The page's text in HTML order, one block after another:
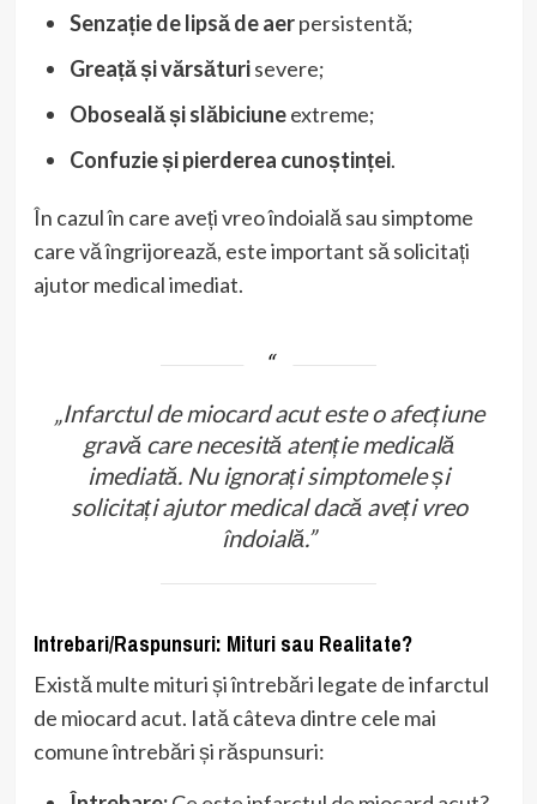
Senzație de lipsă de aerpersistentă;
Greață și vărsăturisevere;
Oboseală și slăbiciuneextreme;
Confuzie și pierderea cunoștinței.
În cazul în care aveți vreo îndoială sau simptome
care vă îngrijorează, este important să solicitați
ajutor medical imediat.
„Infarctul de miocard acut este o afecțiune
gravă care necesită atenție medicală
imediată. Nu ignorați simptomele și
solicitați ajutor medical dacă aveți vreo
îndoială.”
Intrebari/Raspunsuri: Mituri sau Realitate?
Există multe mituri și întrebări legate de infarctul
de miocard acut. Iată câteva dintre cele mai
comune întrebări și răspunsuri: